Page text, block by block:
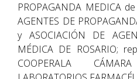
PROPAGANDA MEDICA
AGENTES DE
y ASOCIACIÓN DE
MÉDICA DE ROSARIO;
COOPERALA